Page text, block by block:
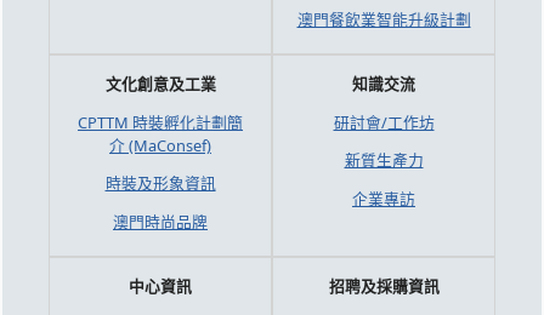
澳門餐飲業智能升級計劃
文化創意及工業
CPTTM 時裝孵化計劃簡
介 (MaConsef)
時裝及形象資訊
澳門時尚品牌
知識交流
研討會/工作坊
新質生產力
企業專訪
中心資訊
招聘及採購資訊